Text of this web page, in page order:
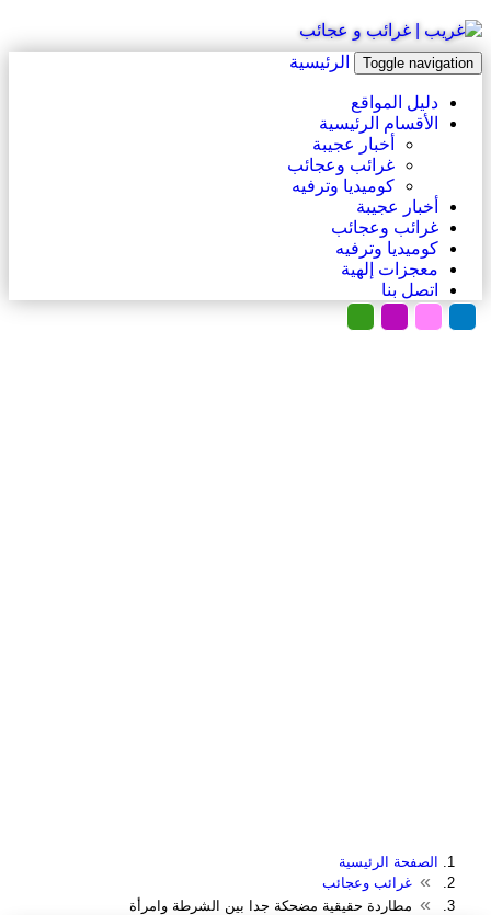
Toggle navigation الرئيسية
دليل المواقع
الأقسام الرئيسية
أخبار عجيبة
غرائب وعجائب
كوميديا وترفيه
أخبار عجيبة
غرائب وعجائب
كوميديا وترفيه
معجزات إلهية
اتصل بنا
الصفحة الرئيسية
غرائب وعجائب
مطاردة حقيقية مضحكة جدا بين الشرطة وامرأة